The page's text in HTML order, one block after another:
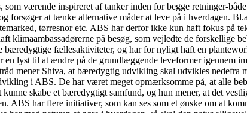
værende inspireret af tanker inden for begge retninger-
forsøger at tænke alternative måder at leve på i hverdagen.
tørresnor etc. ABS har derfor ikke kun haft fokus på
klimaambassadørerne på besøg, som vejledte de forskellige
fællesaktiviteter, og har for nyligt haft en
lyst til at ændre på de grundlæggende leveformer igennem
mener Shiva, at bæredygtig udvikling skal udvikles
i ABS. De har været meget opmærksomme på, at alle
skabe et bæredygtigt samfund, og hun mener, at det
ABS har flere initiativer, som kan ses som et ønske om at